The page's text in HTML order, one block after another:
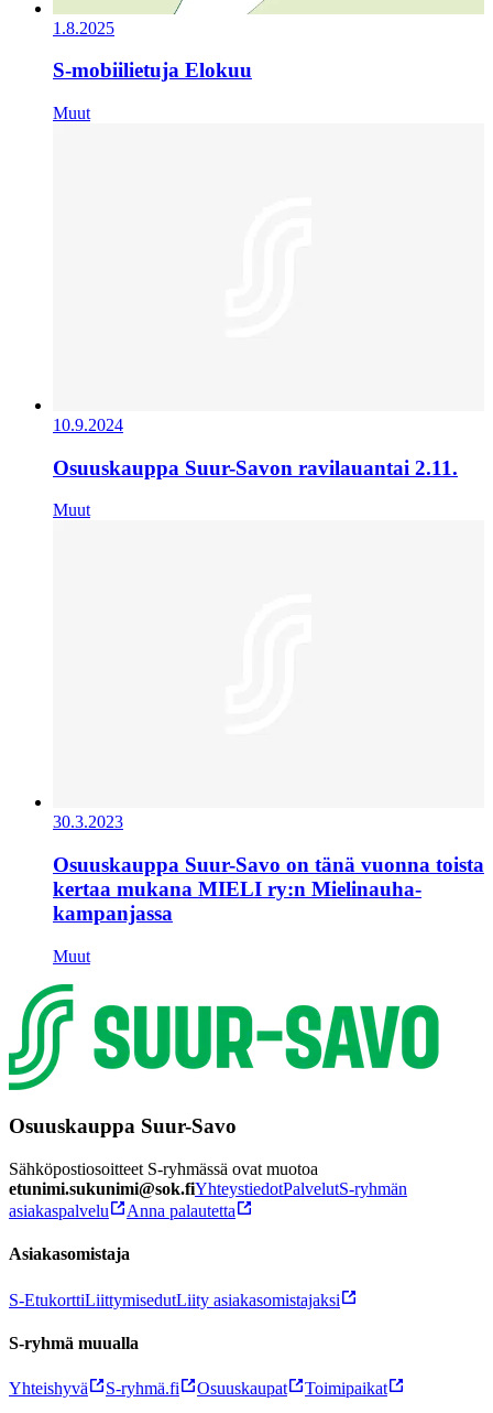
1.8.2025
S-mobiilietuja Elokuu
Muut
10.9.2024
Osuuskauppa Suur-Savon ravilauantai 2.11.
Muut
30.3.2023
Osuuskauppa Suur-Savo on tänä vuonna toista
kertaa mukana MIELI ry:n Mielinauha-
kampanjassa
Muut
Osuuskauppa Suur-Savo
Sähköpostiosoitteet S-ryhmässä ovat muotoa
etunimi.sukunimi@sok.fiYhteystiedotPalvelutS-ryhmän
asiakaspalvelu
Anna palautetta
Asiakasomistaja
S-EtukorttiLiittymisedutLiity asiakasomistajaksi
S-ryhmä muualla
Yhteishyvä S-ryhmä.fi Osuuskaupat Toimipaikat